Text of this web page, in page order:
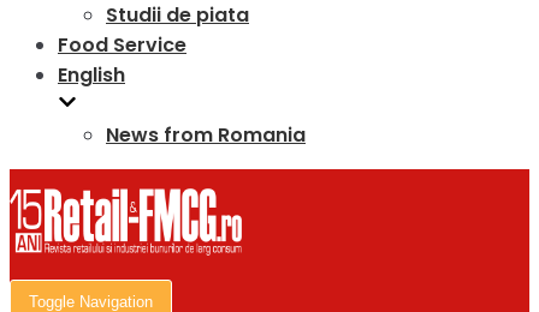
Studii de piata
Food Service
English
News from Romania
Toggle Navigation